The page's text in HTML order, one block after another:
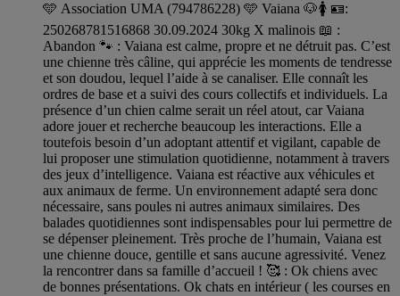
🩵 Association UMA (794786228) 🩵 Vaiana 🐶🚺 🪪:
250268781516868 30.09.2024 30kg X malinois 📖 :
Abandon 🐾 : Vaiana est calme, propre et ne détruit pas. C’est
une chienne très câline, qui apprécie les moments de tendresse
et son doudou, lequel l’aide à se canaliser. Elle connaît les
ordres de base et a suivi des cours collectifs et individuels. La
présence d’un chien calme serait un réel atout, car Vaiana
adore jouer et recherche beaucoup les interactions. Elle a
toutefois besoin d’un adoptant attentif et vigilant, capable de
lui proposer une stimulation quotidienne, notamment à travers
des jeux d’intelligence. Vaiana est réactive aux véhicules et
aux animaux de ferme. Un environnement adapté sera donc
nécessaire, sans poules ni autres animaux similaires. Des
balades quotidiennes sont indispensables pour lui permettre de
se dépenser pleinement. Très proche de l’humain, Vaiana est
une chienne douce, gentille et sans aucune agressivité. Venez
la rencontrer dans sa famille d’accueil ! 🥰 : Ok chiens avec
de bonnes présentations. Ok chats en intérieur ( les courses en